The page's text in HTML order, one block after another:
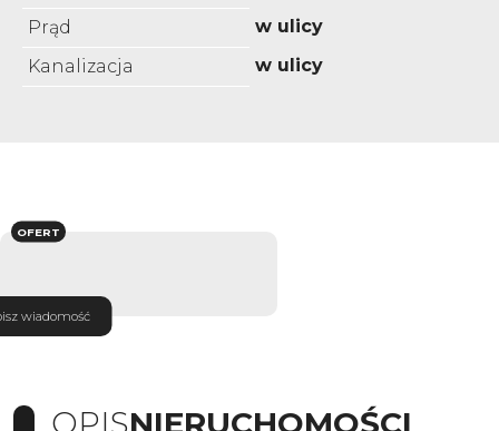
Prąd
w ulicy
Kanalizacja
w ulicy
wiadomość
OFERT
OPISNIERUCHOMOŚCI